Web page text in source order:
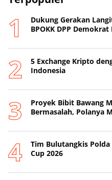
Dukung Gerakan
BPOKK DPP
5 Exchange Kripto
Indonesia
Proyek Bibit Bawang
Bermasalah, Polanya
Tim Bulutangkis
Cup 2026